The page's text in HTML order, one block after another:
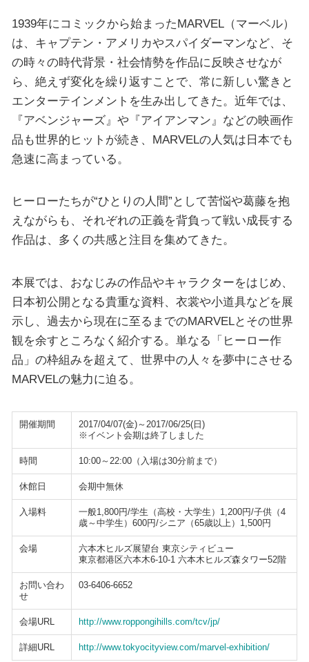
1939年にコミックから始まったMARVEL（マーベル）
は、キャプテン・アメリカやスパイダーマンなど、そ
の時々の時代背景・社会情勢を作品に反映させなが
ら、絶えず変化を繰り返すことで、常に新しい驚きと
エンターテインメントを生み出してきた。近年では、
『アベンジャーズ』や『アイアンマン』などの映画作
品も世界的ヒットが続き、MARVELの人気は日本でも
急速に高まっている。
ヒーローたちが“ひとりの人間”として苦悩や葛藤を抱
えながらも、それぞれの正義を背負って戦い成長する
作品は、多くの共感と注目を集めてきた。
本展では、おなじみの作品やキャラクターをはじめ、
日本初公開となる貴重な資料、衣裳や小道具などを展
示し、過去から現在に至るまでのMARVELとその世界
観を余すところなく紹介する。単なる「ヒーロー作
品」の枠組みを超えて、世界中の人々を夢中にさせる
MARVELの魅力に迫る。
開催期間
2017/04/07(金)～2017/06/25(日)
※イベント会期は終了しました
時間 10:00～22:00（入場は30分前まで）
休館日 会期中無休
入場料
一般1,800円/学生（高校・大学生）1,200円/子供（4
歳～中学生）600円/シニア（65歳以上）1,500円
会場
六本木ヒルズ展望台 東京シティビュー
東京都港区六本木6-10-1 六本木ヒルズ森タワー52階
お問い合わ
せ
03-6406-6652
会場URL http://www.roppongihills.com/tcv/jp/
詳細URL http://www.tokyocityview.com/marvel-exhibition/